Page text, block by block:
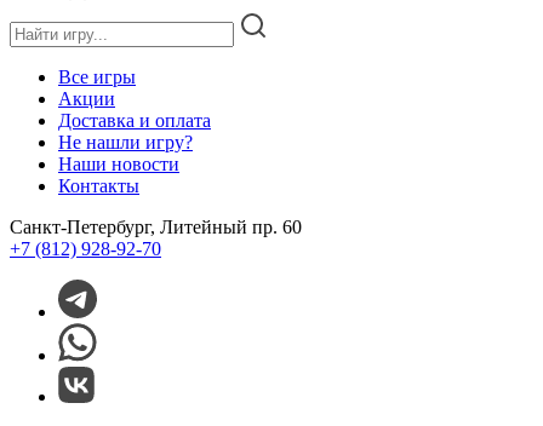
Все игры
Акции
Доставка и оплата
Не нашли игру?
Наши новости
Контакты
Санкт-Петербург, Литейный пр. 60
+7 (812) 928-92-70